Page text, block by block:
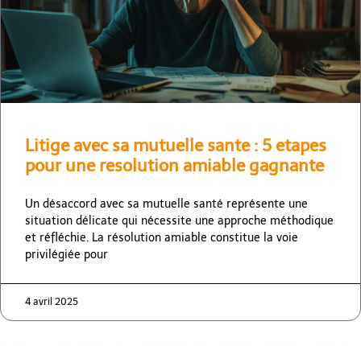
Litige avec sa mutuelle sante : 5 etapes
pour une resolution amiable gagnante
Un désaccord avec sa mutuelle santé représente une
situation délicate qui nécessite une approche méthodique
et réfléchie. La résolution amiable constitue la voie
privilégiée pour
4 avril 2025